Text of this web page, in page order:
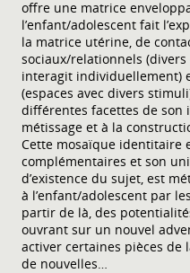
offre une matrice
l’enfant/adolescent fait
la matrice utérine, de
sociaux/relationnels
interagit individuellement)
(espaces avec divers
différentes facettes de son
métissage et à la
Cette mosaïque identitaire
complémentaires et son
d’existence du sujet, est
à l’enfant/adolescent par
partir de là, des
ouvrant sur un nouvel
activer certaines pièces de
de nouvelles…